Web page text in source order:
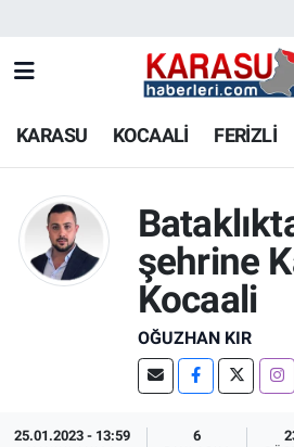
KARASU KOCAALİ FERİZLİ
şehrine
Kocaali
OĞUZHAN KIR
25.01.2023 - 13:59 6